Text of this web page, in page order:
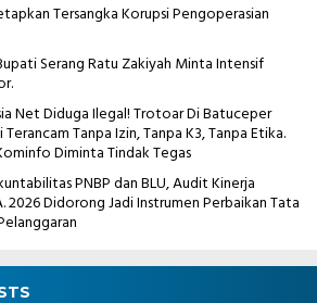
Tersangka Korupsi Pengoperasian
Serang Ratu Zakiyah Minta Intensif
Net Diduga Ilegal! Trotoar Di Batuceper
Tanpa Izin, Tanpa K3, Tanpa Etika.
Diminta Tindak Tegas
PNBP dan BLU, Audit Kinerja
2026 Didorong Jadi Instrumen Perbaikan Tata